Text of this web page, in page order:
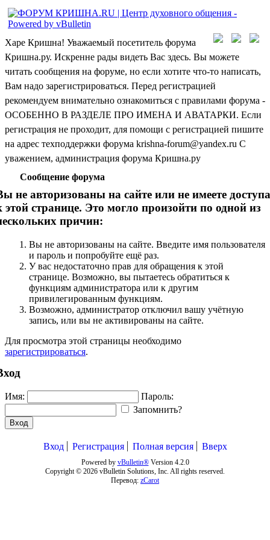
Харе Кришна! Уважаемый посетитель форума
Кришна.ру. Искренне рады видеть Вас здесь. Вы можете
читать сообщения на форуме, но если хотите что-то написать,
Вам надо зарегистрироваться. Перед регистрацией
рекомендуем внимательно ознакомиться с правилами форума -
ОСОБЕННО В РАЗДЕЛЕ ПРО ИМЕНА И АВАТАРКИ. Если
регистрация не проходит, для помощи с регистрацией пишите
на адрес техподдержки форума krishna-forum@yandex.ru С
уважением, администрация форума Кришна.ру
Сообщение форума
не авторизованы на сайте или не имеете доступа
этой странице. Это могло произойти по одной из
причин:
Вы не авторизованы на сайте. Введите имя пользователя
и пароль и попробуйте ещё раз.
У вас недостаточно прав для обращения к этой
странице. Возможно, вы пытаетесь обратиться к
функциям администратора или к другим
привилегированным функциям.
Возможно, администратор отключил вашу учётную
запись, или вы не активированы на сайте.
Для просмотра этой страницы необходимо
зарегистрироваться.
Имя:
Пароль:
Запомнить?
Вход
Вход Регистрация Полная версия Вверх
Powered by vBulletin®Version 4.2.0
Copyright © 2026 vBulletin Solutions, Inc. All rights reserved.
Перевод: zCarot